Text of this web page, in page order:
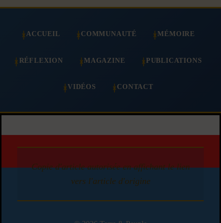
ACCUEIL COMMUNAUTÉ MÉMOIRE
RÉFLEXION MAGAZINE PUBLICATIONS
VIDÉOS CONTACT
Copie d'article autorisée en affichant le lien
vers l'article d'origine